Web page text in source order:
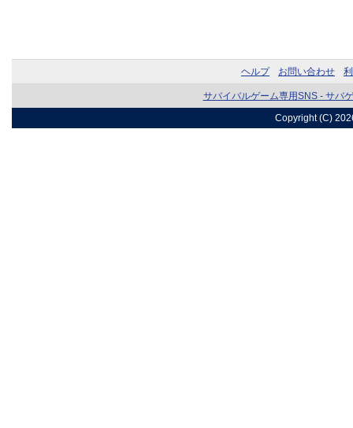
ヘルプ お問い合わせ
サバイバルゲーム専用SNS - サバ
Copyright (C)